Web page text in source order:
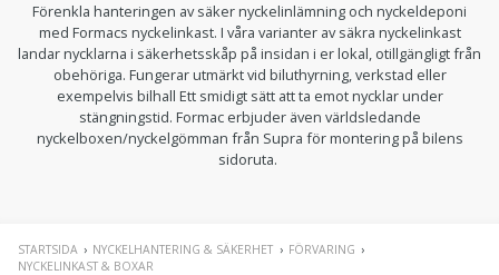
Förenkla hanteringen av säker nyckelinlämning och nyckeldeponi
med Formacs nyckelinkast. I våra varianter av säkra nyckelinkast
landar nycklarna i säkerhetsskåp på insidan i er lokal, otillgängligt från
obehöriga. Fungerar utmärkt vid biluthyrning, verkstad eller
exempelvis bilhall Ett smidigt sätt att ta emot nycklar under
stängningstid. Formac erbjuder även världsledande
nyckelboxen/nyckelgömman från Supra för montering på bilens
sidoruta.
STARTSIDA NYCKELHANTERING & SÄKERHET
FÖRVARING
NYCKELINKAST & BOXAR